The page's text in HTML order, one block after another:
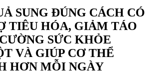
SUNG ĐÚNG CÁCH CÓ
TIÊU HÓA, GIẢM TÁO
SỨC KHỎE
VÀ GIÚP CƠ THỂ
HƠN MỖI NGÀY